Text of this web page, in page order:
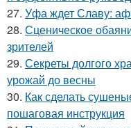
27. Уфа ждет Славу:
28. Сценическое
зрителей
29. Секреты долгого
урожай до весны
30. Как сделать
пошаговая инструкция